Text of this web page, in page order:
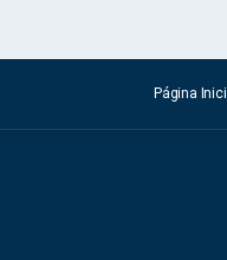
Página